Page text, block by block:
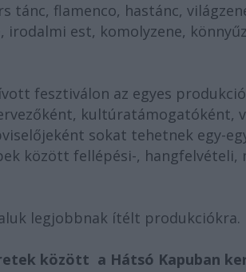
tánc, flamenco, hastánc,
irodalmi est, komolyzene, könnyű
fesztiválon az egyes
őként, kultúratámogatóként,
őjeként sokat tehetnek egy-
között fellépési-, hangfelvételi,
legjobbnak ítélt produkciókra.
között a Hátsó Kapuban